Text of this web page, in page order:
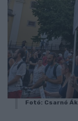
Fotó: Csarnó